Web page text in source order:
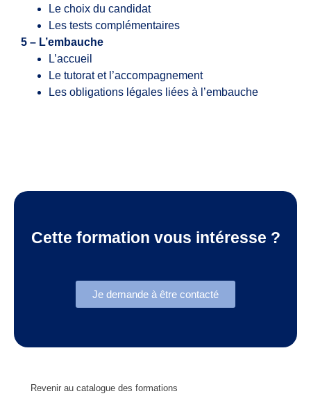
Le choix du candidat
Les tests complémentaires
5 – L’embauche
L’accueil
Le tutorat et l’accompagnement
Les obligations légales liées à l’embauche
Cette formation vous intéresse ?
Je demande à être contacté
Revenir au catalogue des formations